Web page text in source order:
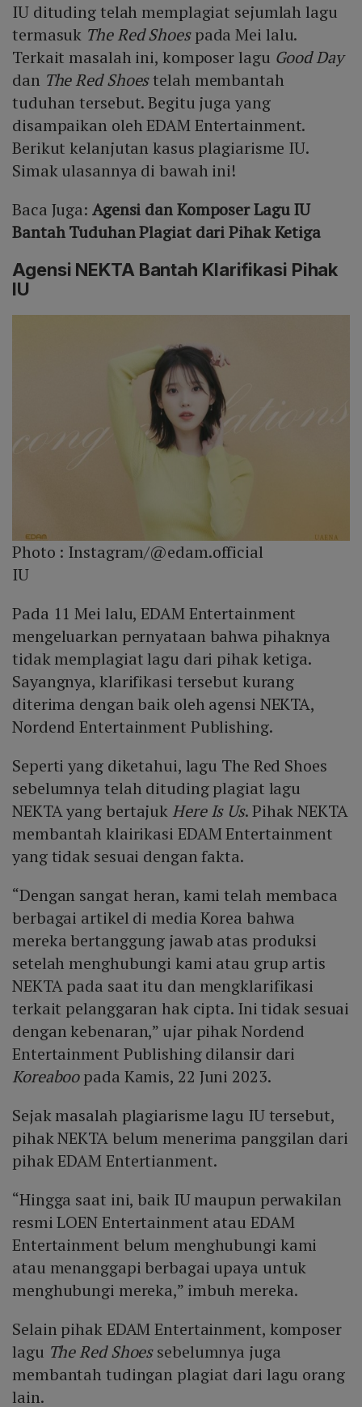
IU dituding telah memplagiat sejumlah lagu
termasuk The Red Shoespada Mei lalu.
Terkait masalah ini, komposer lagu Good Day
dan The Red Shoestelah membantah
tuduhan tersebut. Begitu juga yang
disampaikan oleh EDAM Entertainment.
Berikut kelanjutan kasus plagiarisme IU.
Simak ulasannya di bawah ini!
Baca Juga: Agensi dan Komposer Lagu IU
Bantah Tuduhan Plagiat dari Pihak Ketiga
Agensi NEKTA Bantah Klarifikasi Pihak
IU
Photo : Instagram/@edam.official
IU
Pada 11 Mei lalu, EDAM Entertainment
mengeluarkan pernyataan bahwa pihaknya
tidak memplagiat lagu dari pihak ketiga.
Sayangnya, klarifikasi tersebut kurang
diterima dengan baik oleh agensi NEKTA,
Nordend Entertainment Publishing.
Seperti yang diketahui, lagu The Red Shoes
sebelumnya telah dituding plagiat lagu
NEKTA yang bertajuk Here Is Us. Pihak NEKTA
membantah klairikasi EDAM Entertainment
yang tidak sesuai dengan fakta.
“Dengan sangat heran, kami telah membaca
berbagai artikel di media Korea bahwa
mereka bertanggung jawab atas produksi
setelah menghubungi kami atau grup artis
NEKTA pada saat itu dan mengklarifikasi
terkait pelanggaran hak cipta. Ini tidak sesuai
dengan kebenaran,” ujar pihak Nordend
Entertainment Publishing dilansir dari
Koreaboopada Kamis, 22 Juni 2023.
Sejak masalah plagiarisme lagu IU tersebut,
pihak NEKTA belum menerima panggilan dari
pihak EDAM Entertianment.
“Hingga saat ini, baik IU maupun perwakilan
resmi LOEN Entertainment atau EDAM
Entertainment belum menghubungi kami
atau menanggapi berbagai upaya untuk
menghubungi mereka,” imbuh mereka.
Selain pihak EDAM Entertainment, komposer
lagu The Red Shoessebelumnya juga
membantah tudingan plagiat dari lagu orang
lain.